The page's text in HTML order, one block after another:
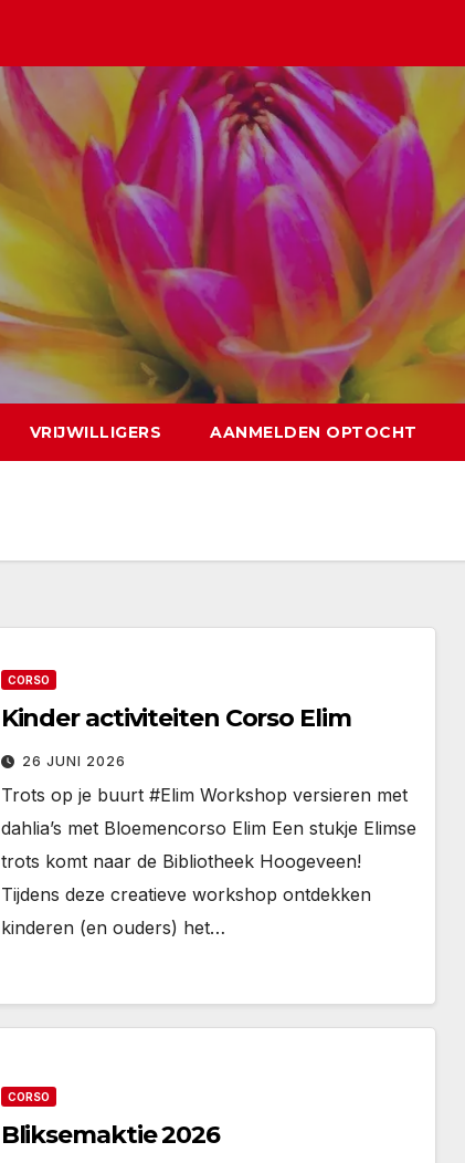
VRIJWILLIGERS AANMELDEN OPTOCHT
CORSO
Kinder activiteiten Corso Elim
26 JUNI 2026
Trots op je buurt #Elim Workshop versieren met
dahlia’s met Bloemencorso Elim Een stukje Elimse
trots komt naar de Bibliotheek Hoogeveen!
Tijdens deze creatieve workshop ontdekken
kinderen (en ouders) het…
CORSO
Bliksemaktie 2026